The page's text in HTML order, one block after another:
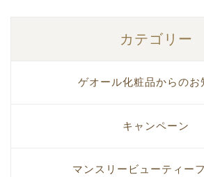
カテゴリー
ゲオール化粧品からのお
キャンペーン
マンスリービューティー